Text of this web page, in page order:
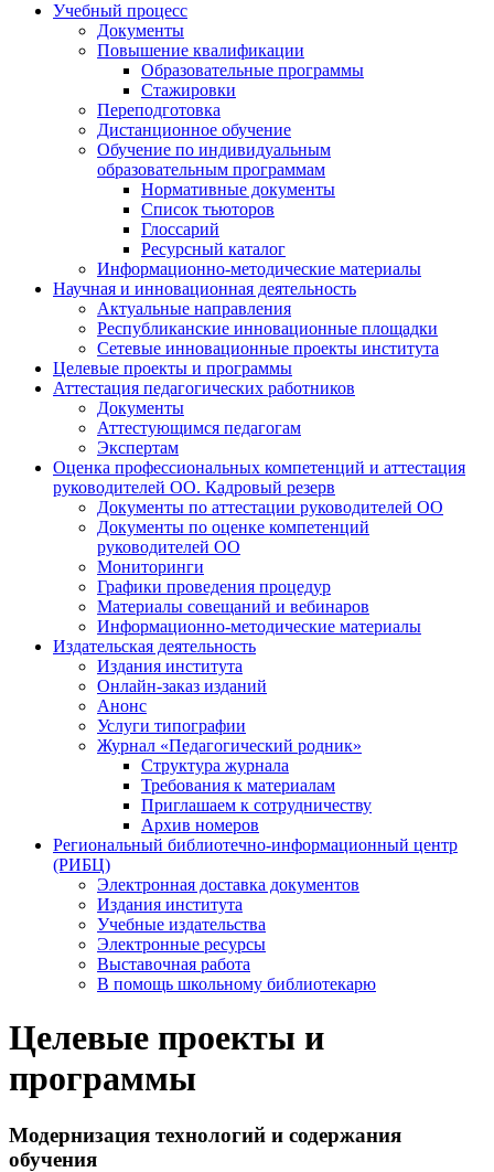
Учебный процесс
Документы
Повышение квалификации
Образовательные программы
Стажировки
Переподготовка
Дистанционное обучение
Обучение по индивидуальным
образовательным программам
Нормативные документы
Список тьюторов
Глоссарий
Ресурсный каталог
Информационно-методические материалы
Научная и инновационная деятельность
Актуальные направления
Республиканские инновационные площадки
Сетевые инновационные проекты института
Целевые проекты и программы
Аттестация педагогических работников
Документы
Аттестующимся педагогам
Экспертам
Оценка профессиональных компетенций и аттестация
руководителей ОО. Кадровый резерв
Документы по аттестации руководителей ОО
Документы по оценке компетенций
руководителей ОО
Мониторинги
Графики проведения процедур
Материалы совещаний и вебинаров
Информационно-методические материалы
Издательская деятельность
Издания института
Онлайн-заказ изданий
Анонс
Услуги типографии
Журнал «Педагогический родник»
Структура журнала
Требования к материалам
Приглашаем к сотрудничеству
Архив номеров
Региональный библиотечно-информационный центр
(РИБЦ)
Электронная доставка документов
Издания института
Учебные издательства
Электронные ресурсы
Выставочная работа
В помощь школьному библиотекарю
Целевые проекты и
программы
Модернизация технологий и содержания
обучения